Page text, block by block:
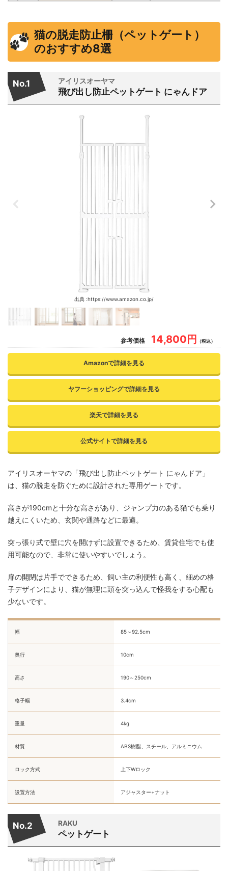
猫の脱走防止柵（ペットゲート）
のおすすめ8選
No.1 アイリスオーヤマ
飛び出し防止ペットゲート にゃんドア
出典 :https://www.amazon.co.jp/
参考価格 14,800円 （税込）
Amazonで詳細を見る
ヤフーショッピングで詳細を見る
楽天で詳細を見る
公式サイトで詳細を見る
アイリスオーヤマの「飛び出し防止ペットゲート にゃんドア」
は、猫の脱走を防ぐために設計された専用ゲートです。
高さが190cmと十分な高さがあり、ジャンプ力のある猫でも乗り
越えにくいため、玄関や通路などに最適。
突っ張り式で壁に穴を開けずに設置できるため、賃貸住宅でも使
用可能なので、非常に使いやすいでしょう。
扉の開閉は片手でできるため、飼い主の利便性も高く、細めの格
子デザインにより、猫が無理に頭を突っ込んで怪我をする心配も
少ないです。
幅 85～92.5cm
奥行 10cm
高さ 190～250cm
格子幅 3.4cm
重量 4kg
材質 ABS樹脂、スチール、アルミニウム
ロック方式 上下Wロック
設置方法 アジャスター+ナット
No.2 RAKU
ペットゲート